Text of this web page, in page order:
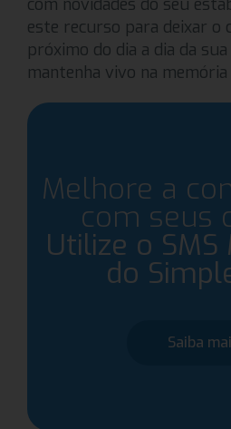
com novidades do seu
este recurso para deixar o
próximo do dia a dia da
mantenha vivo na
Melhore a
com seus
Utilize o
do
Saiba